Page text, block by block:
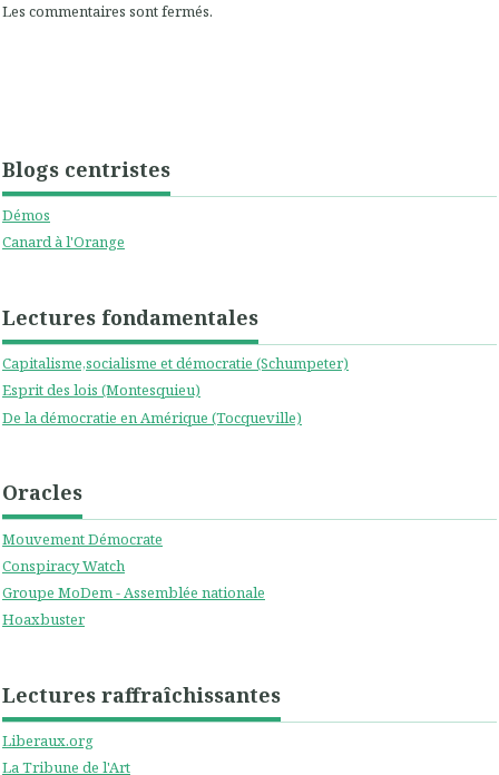
Blogs centristes
Démos
Canard à l'Orange
Lectures fondamentales
Capitalisme,socialisme et démocratie (Schumpeter)
Esprit des lois (Montesquieu)
De la démocratie en Amérique (Tocqueville)
Oracles
Mouvement Démocrate
Conspiracy Watch
Groupe MoDem - Assemblée nationale
Hoaxbuster
Lectures raffraîchissantes
Liberaux.org
La Tribune de l'Art
Les commentaires sont fermés.